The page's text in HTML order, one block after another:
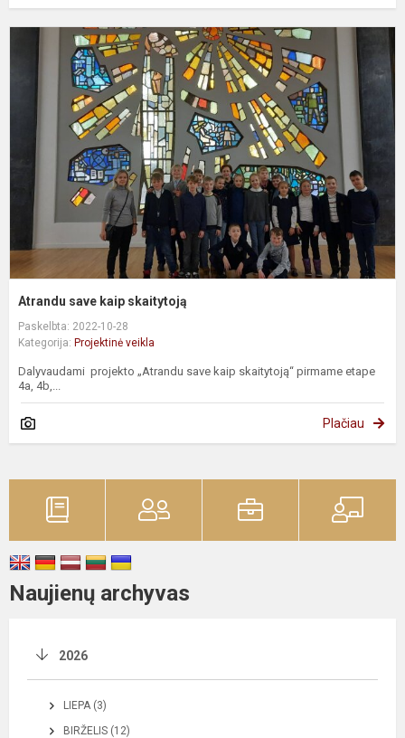
Atrandu save kaip skaitytoją
Paskelbta: 2022-10-28
Kategorija: Projektinė veikla
Dalyvaudami projekto „Atrandu save kaip skaitytoją“ pirmame etape
4a, 4b,...
Plačiau
Naujienų archyvas
2026
LIEPA (3)
BIRŽELIS (12)